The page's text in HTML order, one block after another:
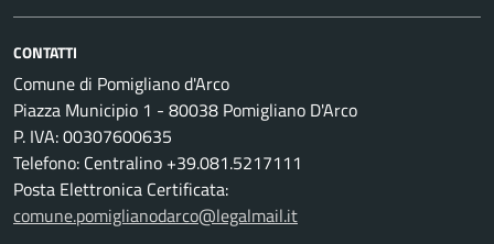
CONTATTI
Comune di Pomigliano d'Arco
Piazza Municipio 1 - 80038 Pomigliano D'Arco
P. IVA: 00307600635
Telefono: Centralino +39.081.5217111
Posta Elettronica Certificata:
comune.pomiglianodarco@legalmail.it